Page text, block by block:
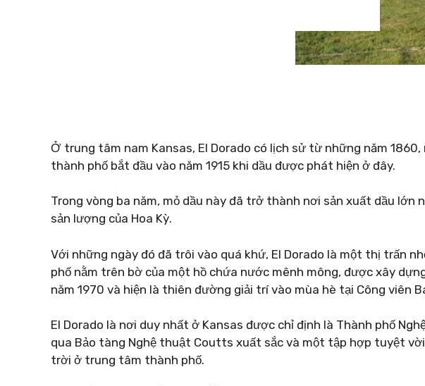
Ở trung tâm nam Kansas, El Dorado có lịch sử từ những năm 1860,
thành phố bắt đầu vào năm 1915 khi dầu được phát hiện ở đây.
Trong vòng ba năm, mỏ dầu này đã trở thành nơi sản xuất dầu lớn
sản lượng của Hoa Kỳ.
Với những ngày đó đã trôi vào quá khứ, El Dorado là một thị trấn
phố nằm trên bờ của một hồ chứa nước mênh mông, được xây
năm 1970 và hiện là thiên đường giải trí vào mùa hè tại Công viên
El Dorado là nơi duy nhất ở Kansas được chỉ định là Thành phố
qua Bảo tàng Nghệ thuật Coutts xuất sắc và một tập hợp tuyệt
trời ở trung tâm thành phố.